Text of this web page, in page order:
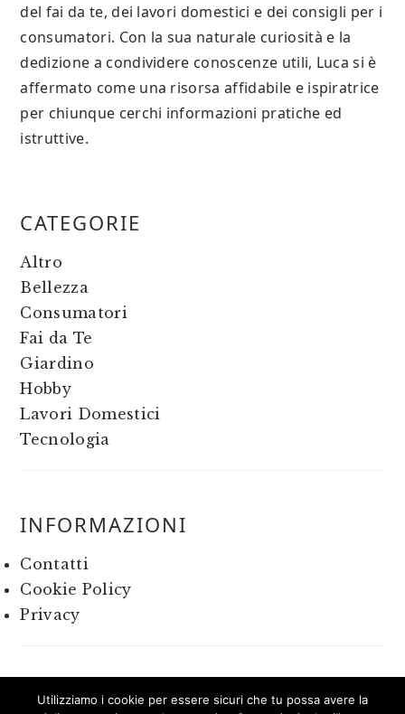
del fai da te, dei lavori domestici e dei consigli per i
consumatori. Con la sua naturale curiosità e la
dedizione a condividere conoscenze utili, Luca si è
affermato come una risorsa affidabile e ispiratrice
per chiunque cerchi informazioni pratiche ed
istruttive.
SIDEBAR
CATEGORIE
Altro
Bellezza
Consumatori
Fai da Te
Giardino
Hobby
Lavori Domestici
Tecnologia
INFORMAZIONI
Contatti
Cookie Policy
Privacy
Utilizziamo i cookie per essere sicuri che tu possa avere la